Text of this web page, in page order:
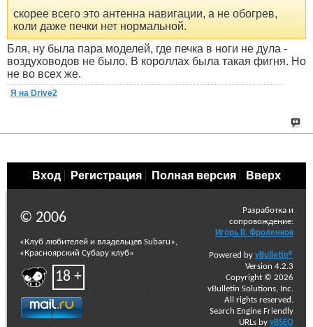
скорее всего это антенна навигации, а не обогрев,
коли даже печки нет нормальной.
Бля, ну была пара моделей, где печка в ноги не дула -
воздуховодов не было. В короллах была такая фигня. Но
не во всех же.
Я на Drive2
Вход Регистрация Полная версия Вверх
© 2006
«Клуб любителей и владельцев Subaru»,
«Красноярский Субару клуб»
18 +
Разработка и
сопровождение:
Игорь В. Фроленков
Powered by vBulletin®
Version 4.2.3
Copyright © 2026
vBulletin Solutions, Inc.
All rights reserved.
Search Engine Friendly
URLs by vBSEO